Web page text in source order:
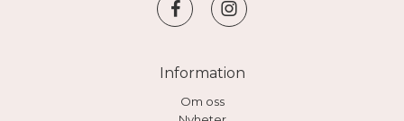
Information
Om oss